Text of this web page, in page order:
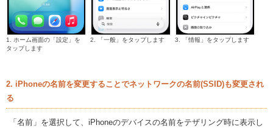
1. ホーム画面の「設定」を
タップします
2. 「一般」をタップします 3. 「情報」をタップします
2. iPhoneの名前を変更することでネットワークの名前(SSID)も変更され
る
「名前」を選択して、iPhoneのデバイスの名前をテザリング時に表示し